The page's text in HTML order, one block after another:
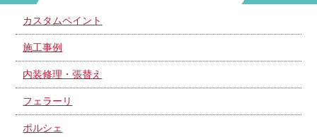
カスタムペイント
施工事例
内装修理・張替え
フェラーリ
ポルシェ